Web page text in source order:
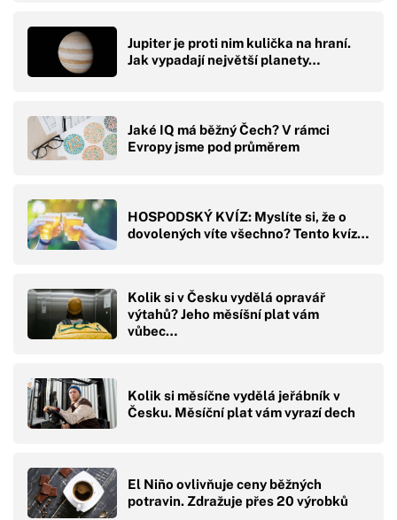
Jupiter je proti nim kulička na hraní.
Jak vypadají největší planety…
Jaké IQ má běžný Čech? V rámci
Evropy jsme pod průměrem
HOSPODSKÝ KVÍZ: Myslíte si, že o
dovolených víte všechno? Tento kvíz…
Kolik si v Česku vydělá opravář
výtahů? Jeho měsíšní plat vám
vůbec…
Kolik si měsíčne vydělá jeřábník v
Česku. Měsíční plat vám vyrazí dech
El Niño ovlivňuje ceny běžných
potravin. Zdražuje přes 20 výrobků